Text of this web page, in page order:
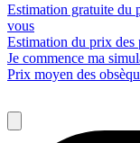
Estimation gratuite du
vous
Estimation du prix des
Je commence ma
Prix moyen des